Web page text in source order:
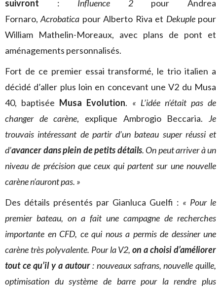
suivront : Influence 2pour Andrea
Fornaro,Acrobatica pour Alberto Riva et Dekuplepour
William Mathelin-Moreaux, avec plans de pont et
aménagements personnalisés.
Fort de ce premier essai transformé, le trio italien a
décidé d’aller plus loin en concevant une V2 du Musa
40, baptisée Musa Evolution. « L’idée n’était pas de
changer de carène, explique Ambrogio Beccaria.Je
trouvais intéressant de partir d’un bateau super réussi et
d’avancer dans plein de petits détails. On peut arriver à un
niveau de précision que ceux qui partent sur une nouvelle
carène n’auront pas. »
Des détails présentés par Gianluca Guelfi : « Pour le
premier bateau, on a fait une campagne de recherches
importante en CFD, ce qui nous a permis de dessiner une
carène très polyvalente. Pour la V2, on a choisi d’améliorer
tout ce qu’il y a autour: nouveaux safrans, nouvelle quille,
optimisation du système de barre pour la rendre plus